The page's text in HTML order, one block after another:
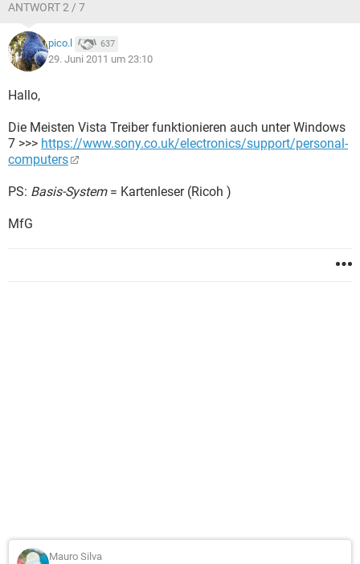
ANTWORT 2 / 7
pico.l 637
29. Juni 2011 um 23:10
Hallo,
Die Meisten Vista Treiber funktionieren auch unter Windows
7 >>> https://www.sony.co.uk/electronics/support/personal-
computers
PS: Basis-System= Kartenleser (Ricoh )
MfG
Mauro Silva